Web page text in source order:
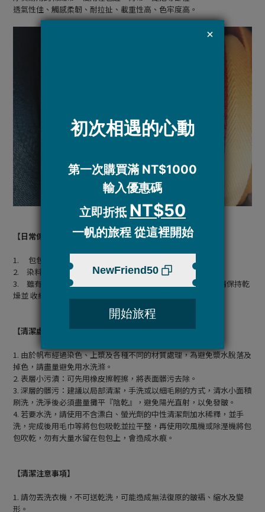
透氣性佳、觸感柔韌、耐拉扯、載重性高、色牢度高。
【日常保養】
1. 包包遇水、摩擦，可能會有掉色的情形發生。
2. 染料顏色會隨時間、陽光照射而變淡。
3. 雖有做防霉處理，但於潮濕氣候的地區，在雨季、霧季時請保持乾
燥並 收納在通風處。
【清潔處理】
1. 由於帆布經過染色、上漿及各種不同的材質處理，為避免漿水脫落及
掉色，請盡量避免用水洗滌。
2. 表層小污漬：可先用橡皮擦輕擦，將表面髒污去除。
3. 深層的髒污：建議以局部清潔，手洗或以細毛刷的方式，清水小面積
刷洗，洗淨後必須盡量攤平『陰乾』，避免陽光直射，以免發皺。
4. 若要水洗，請使用不含漂白、螢光劑的中性清潔劑加水稀釋，並手
洗，完成後用毛巾等將包包吸乾並拉平整，再使用吹風機或除溼機將包
包吹乾，勿有大量水留在包包上，會造成水痕。
【清潔注意事項】
1. 請勿丟洗衣機，不可送乾洗，可能造成無法復原的皺褶、縮水及變
形。